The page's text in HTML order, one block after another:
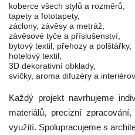
koberce všech stylů a rozměrů,
tapety a fototapety,
záclony, závěsy a metráž,
závěsové tyče a příslušenství,
bytový textil, přehozy a polštářky,
hotelový textil,
3D dekorativní obklady,
svíčky, aroma difuzéry a
Každý projekt navrhujeme
materiálů, precizní
využití. Spolupracujeme s